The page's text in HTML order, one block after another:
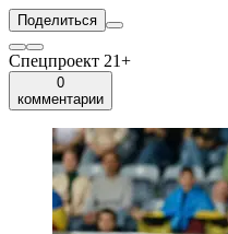
Поделиться
Спецпроект 21+
0
комментарии